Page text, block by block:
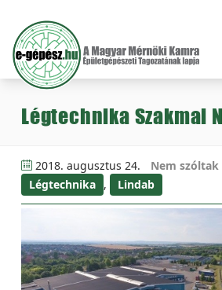
Légtechnika Szakmai
2018. augusztus 24.
Nem szóltak
Légtechnika , Lindab